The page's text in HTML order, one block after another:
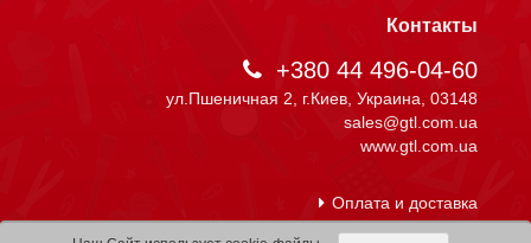
Контакты
+380 44 496-04-60
ул.Пшеничная 2, г.Киев, Украина, 03148
sales@gtl.com.ua
www.gtl.com.ua
Оплата и доставка